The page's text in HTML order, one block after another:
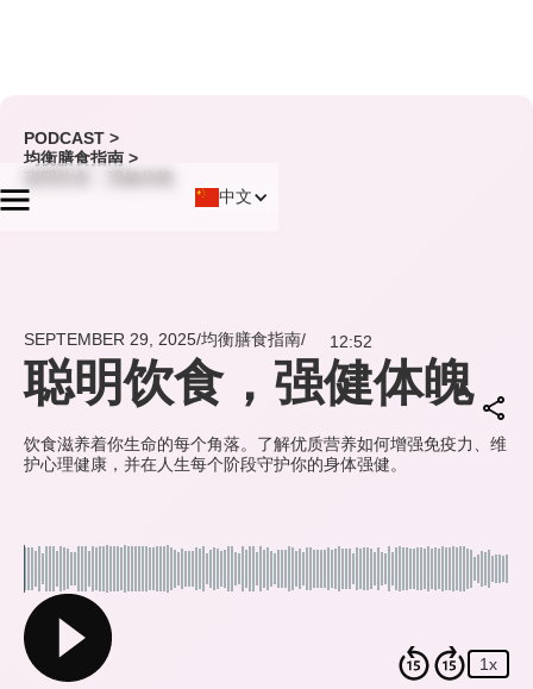
中文
PODCAST >
均衡膳食指南 >
SEPTEMBER 29, 2025/均衡膳食指南/ 12:52
聪明饮食，强健体魄
饮食滋养着你生命的每个角落。了解优质营养如何增强免疫力、维
护心理健康，并在人生每个阶段守护你的身体强健。
1x